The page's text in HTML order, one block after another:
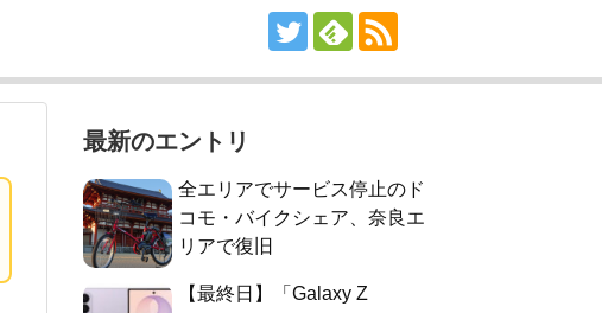
最新のエントリ
全エリアでサービス停止のド
コモ・バイクシェア、奈良エ
リアで復旧
【最終日】「Galaxy Z